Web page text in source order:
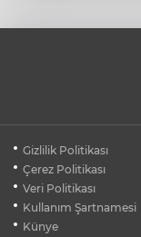
12
Gizlilik Politikası
Çerez Politikası
Veri Politikası
Kullanım Şartnamesi
Künye